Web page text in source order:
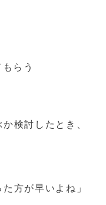
らう
検討したとき、
た方が早いよね」